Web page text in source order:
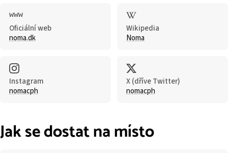
Oficiální web
noma.dk
Wikipedia
Noma
Instagram
nomacph
X (dříve Twitter)
nomacph
Jak se dostat na místo